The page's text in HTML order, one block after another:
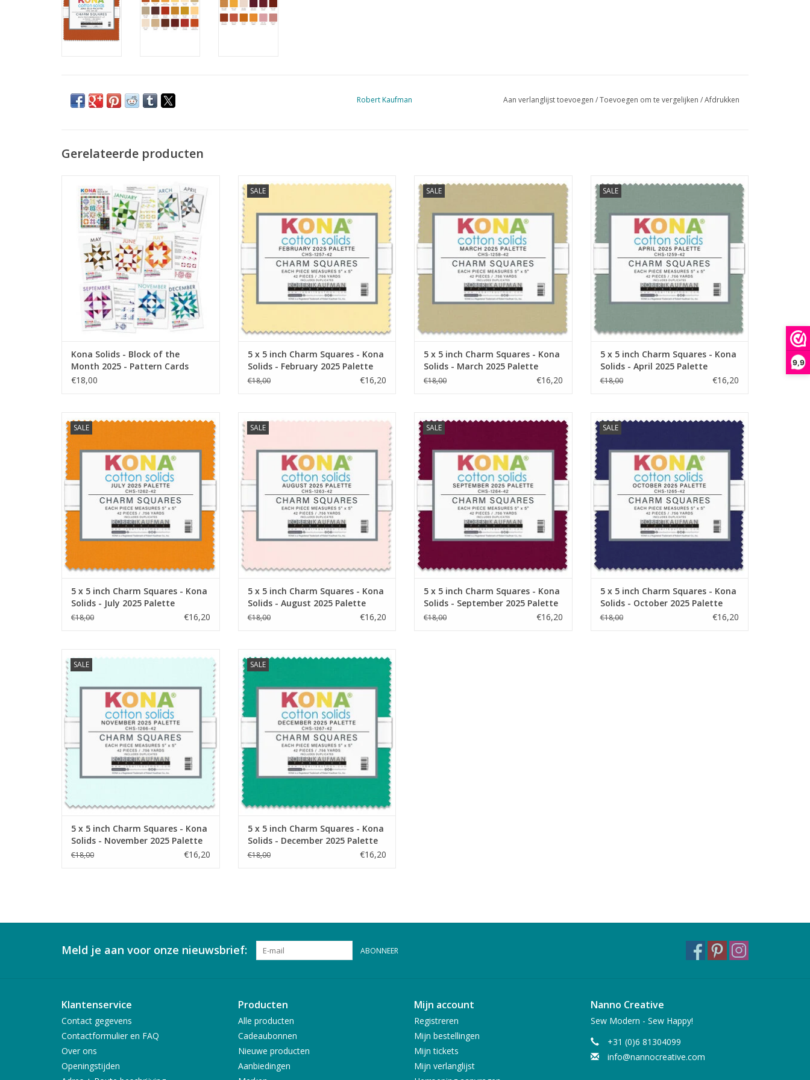
9,9
Robert Kaufman Aan verlanglijst toevoegen /Toevoegen om te vergelijken /Afdrukken
Gerelateerde producten
2025
TOEVOEGEN AAN WINKELWAGEN
Kona Solids - Block of the
Month 2025 - Pattern Cards
€18,00
SALE
charmpack met 42 lapjes van 5 x 5 inch
TOEVOEGEN AAN WINKELWAGEN
5 x 5 inch Charm Squares - Kona
Solids - February 2025 Palette
€18,00 €16,20
SALE
charmpack met 42 lapjes van 5 x 5 inch
TOEVOEGEN AAN WINKELWAGEN
5 x 5 inch Charm Squares - Kona
Solids - March 2025 Palette
€18,00 €16,20
SALE
charmpack met 42 lapjes van 5 x 5 inch
TOEVOEGEN AAN WINKELWAGEN
5 x 5 inch Charm Squares - Kona
Solids - April 2025 Palette
€18,00 €16,20
SALE
charmpack met 42 lapjes van 5 x 5 inch
TOEVOEGEN AAN WINKELWAGEN
5 x 5 inch Charm Squares - Kona
Solids - July 2025 Palette
€18,00 €16,20
SALE
TOEVOEGEN AAN WINKELWAGEN
5 x 5 inch Charm Squares - Kona
Solids - August 2025 Palette
€18,00 €16,20
SALE
5 x 5 inch Charm Squares - Kona Solids -
TOEVOEGEN AAN WINKELWAGEN
5 x 5 inch Charm Squares - Kona
Solids - September 2025 Palette
€18,00 €16,20
SALE
5 x 5 inch Charm Squares - Kona Solids -
TOEVOEGEN AAN WINKELWAGEN
5 x 5 inch Charm Squares - Kona
Solids - October 2025 Palette
€18,00 €16,20
SALE
5 x 5 inch Charm Squares - Kona Solids -
TOEVOEGEN AAN WINKELWAGEN
5 x 5 inch Charm Squares - Kona
Solids - November 2025 Palette
€18,00 €16,20
SALE
5 x 5 inch Charm Squares - Kona Solids -
TOEVOEGEN AAN WINKELWAGEN
5 x 5 inch Charm Squares - Kona
Solids - December 2025 Palette
€18,00 €16,20
Meld je aan voor onze nieuwsbrief: ABONNEER
Klantenservice
Contact gegevens
Contactformulier en FAQ
Over ons
Openingstijden
Producten
Alle producten
Cadeaubonnen
Nieuwe producten
Aanbiedingen
Mijn account
Registreren
Mijn bestellingen
Mijn tickets
Mijn verlanglijst
Nanno Creative
Sew Modern - Sew Happy!
+31 (0)6 81304099
info@nannocreative.com